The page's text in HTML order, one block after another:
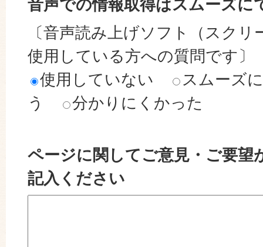
音声での情報取得はスムーズに
〔音声読み上げソフト（スク
使用している方への質問です〕
使用していない
スムーズ
う
分かりにくかった
ページに関してご意見・ご要望
記入ください